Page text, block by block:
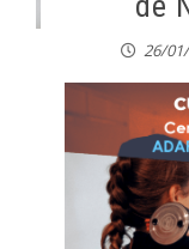
26/